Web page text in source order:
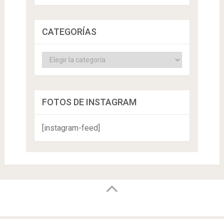
CATEGORÍAS
Categorías
FOTOS DE INSTAGRAM
[instagram-feed]